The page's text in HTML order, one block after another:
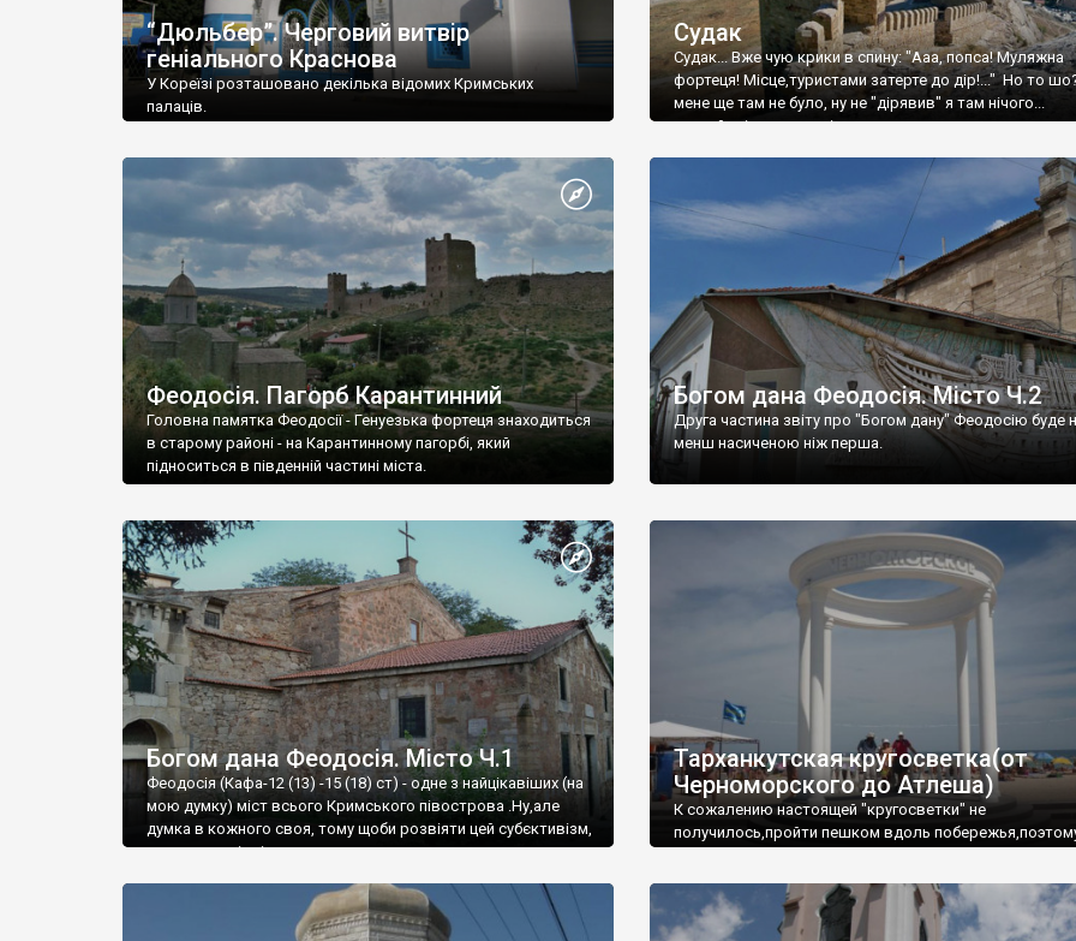
“Дюльбер”. Черговий витвір
геніального Краснова
У Кореїзі розташовано декілька відомих Кримських
палаців.
Судак
Судак... Вже чую крики в спину: "Ааа, попса! Муляжна
фортеця! Місце,туристами затерте до дір!..." Но то
мене ще там не було, ну не "дірявив" я там нічого...
принаймні до цього літа.
Феодосія. Пагорб Карантинний
Головна памятка Феодосії - Генуезька фортеця знаходиться
в старому районі - на Карантинному пагорбі, який
підноситься в південній частині міста.
Богом дана Феодосія. Місто Ч.2
Друга частина звіту про "Богом дану" Феодосію буде
менш насиченою ніж перша.
Богом дана Феодосія. Місто Ч.1
Феодосія (Кафа-12 (13) -15 (18) ст) - одне з найцікавіших (на
мою думку) міст всього Кримського півострова .Ну,але
думка в кожного своя, тому щоби розвіяти цей субєктивізм,
запрошую відвідати це
Тарханкутская кругосветка(от
Черноморского до Атлеша)
К сожалению настоящей "кругосветки" не
получилось,пройти пешком вдоль